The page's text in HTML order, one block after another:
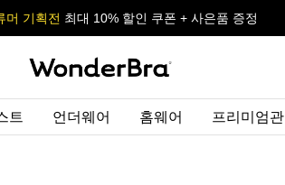
사이즈 무료 교환 서비스
머 기획전 최대 10% 할인 쿠폰 + 사은품 증정
사이즈 무료 교환 서비스
머 기획전 최대 10% 할인 쿠폰 + 사은품 증정
트 언더웨어 홈웨어 프리미엄관